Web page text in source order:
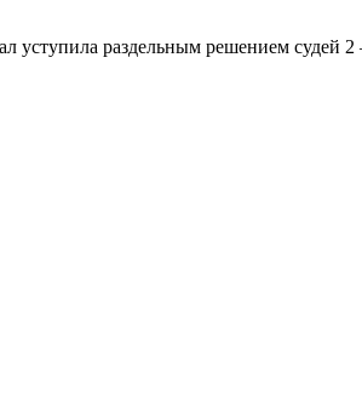
уступила раздельным решением судей